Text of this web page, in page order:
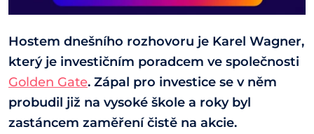
Hostem dnešního rozhovoru je Karel Wagner,
který je investičním poradcem ve společnosti
Golden Gate. Zápal pro investice se v něm
probudil již na vysoké škole a roky byl
zastáncem zaměření čistě na akcie.